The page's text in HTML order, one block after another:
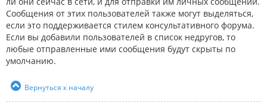
Сообщения от этих пользователей также могут выделяться,
если это поддерживается стилем консультативного форума.
Если вы добавили пользователей в список недругов, то
любые отправленные ими сообщения будут скрыты по
умолчанию.
Вернуться к началу